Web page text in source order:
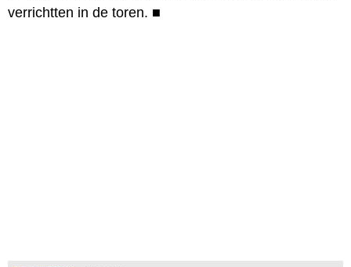
verrichtten in de toren. ■